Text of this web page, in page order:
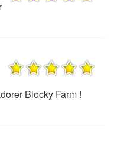
Blocky Farm !